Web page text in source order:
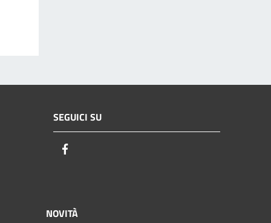
SEGUICI SU
NOVITÀ